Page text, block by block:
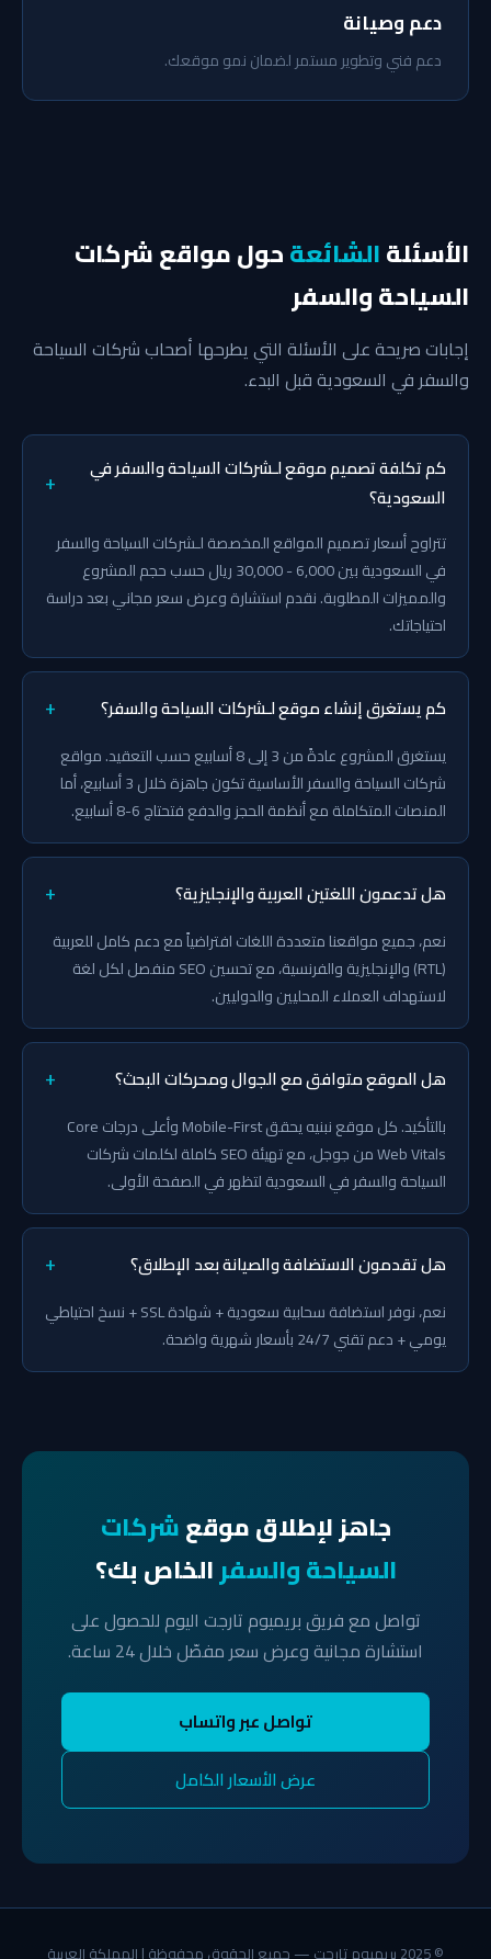
دعم وصيانة
دعم فني وتطوير مستمر لضمان نمو موقعك.
الأسئلةالشائعةحول مواقع شركات
السياحة والسفر
إجابات صريحة على الأسئلة التي يطرحها أصحاب شركات السياحة
والسفر في السعودية قبل البدء.
كم تكلفة تصميم موقع لـشركات السياحة والسفر في
السعودية؟
+
تتراوح أسعار تصميم المواقع المخصصة لـشركات السياحة والسفر
في السعودية بين 6,000 - 30,000 ريال حسب حجم المشروع
والمميزات المطلوبة. نقدم استشارة وعرض سعر مجاني بعد دراسة
احتياجاتك.
كم يستغرق إنشاء موقع لـشركات السياحة والسفر؟ +
يستغرق المشروع عادةً من 3 إلى 8 أسابيع حسب التعقيد. مواقع
شركات السياحة والسفر الأساسية تكون جاهزة خلال 3 أسابيع، أما
المنصات المتكاملة مع أنظمة الحجز والدفع فتحتاج 6-8 أسابيع.
هل تدعمون اللغتين العربية والإنجليزية؟ +
نعم، جميع مواقعنا متعددة اللغات افتراضياً مع دعم كامل للعربية
(RTL) والإنجليزية والفرنسية، مع تحسين SEO منفصل لكل لغة
لاستهداف العملاء المحليين والدوليين.
هل الموقع متوافق مع الجوال ومحركات البحث؟ +
بالتأكيد. كل موقع نبنيه يحقق Mobile-First وأعلى درجات Core
Web Vitals من جوجل، مع تهيئة SEO كاملة لكلمات شركات
السياحة والسفر في السعودية لتظهر في الصفحة الأولى.
هل تقدمون الاستضافة والصيانة بعد الإطلاق؟ +
نعم، نوفر استضافة سحابية سعودية + شهادة SSL + نسخ احتياطي
يومي + دعم تقني 24/7 بأسعار شهرية واضحة.
جاهز لإطلاق موقعشركات
السياحة والسفرالخاص بك؟
تواصل مع فريق بريميوم تارجت اليوم للحصول على
استشارة مجانية وعرض سعر مفصّل خلال 24 ساعة.
تواصل عبر واتساب
عرض الأسعار الكامل
© 2025 بريميوم تارجت — جميع الحقوق محفوظة | المملكة العربية